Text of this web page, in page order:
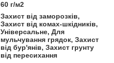
60 г/м2
Захист від заморозків,
Захист від комах-шкідників,
Універсальне, Для
мульчування грядок, Захист
від бур'янів, Захист грунту
від пересихання